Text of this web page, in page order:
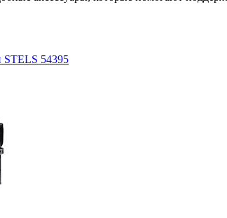
STELS 54395